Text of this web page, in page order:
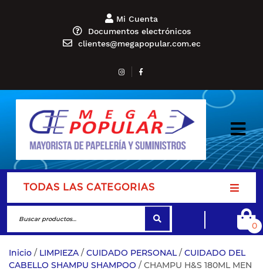
Mi Cuenta
Documentos electrónicos
clientes@megapopular.com.ec
TODAS LAS CATEGORIAS
0
Inicio / LIMPIEZA / CUIDADO PERSONAL/ CUIDADO DEL
CABELLO SHAMPU SHAMPOO / CHAMPU H&S 180ML MEN